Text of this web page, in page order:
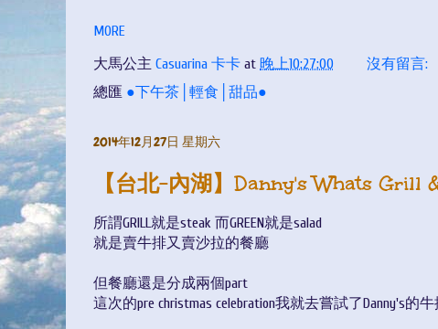
MORE
大馬公主 Casuarina 卡卡 at 晚上10:27:00
沒有留言:
總匯 ●下午茶│輕食│甜品●
2014年12月27日 星期六
【台北-內湖】Danny's Whats
所謂GRILL就是steak 而GREEN就是salad
就是賣牛排又賣沙拉的餐廳
但餐廳還是分成兩個part
這次的pre christmas celebration我就去嘗試了Danny's的